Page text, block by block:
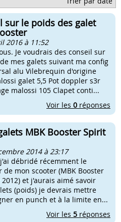
sur le poids des galet
2016 à 11:52
Je voudrais des conseil sur
mes galets suivant ma config
alu Vilebrequin d'origine
galet 5,5 Pot doppler s3r
malossi 105 Clapet conti...
Voir les 0 réponses
MBK Booster Spirit
2014 à 23:17
débridé récemment le
de mon scooter (MBK Booster
et j'aurais aimé savoir
(poids) je devrais mettre
en punch et à la limite en...
Voir les 5 réponses